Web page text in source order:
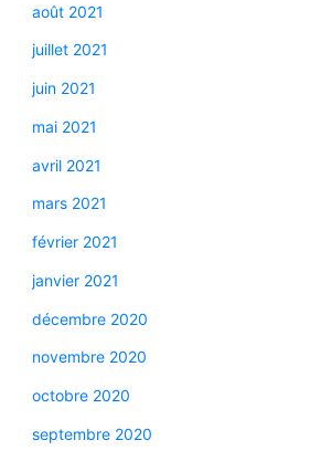
août 2021
juillet 2021
juin 2021
mai 2021
avril 2021
mars 2021
février 2021
janvier 2021
décembre 2020
novembre 2020
octobre 2020
septembre 2020